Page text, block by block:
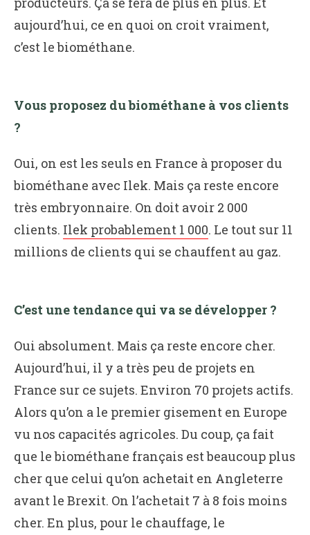
aujourd’hui, ce en quoi on croit vraiment,
c’est le biométhane.
Vous proposez du biométhane à vos clients
?
Oui, on est les seuls en France à proposer du
biométhane avec Ilek. Mais ça reste encore
très embryonnaire. On doit avoir 2 000
clients. Ilek probablement 1 000. Le tout sur 11
millions de clients qui se chauffent au gaz.
C’est une tendance qui va se développer ?
Oui absolument. Mais ça reste encore cher.
Aujourd’hui, il y a très peu de projets en
France sur ce sujets. Environ 70 projets actifs.
Alors qu’on a le premier gisement en Europe
vu nos capacités agricoles. Du coup, ça fait
que le biométhane français est beaucoup plus
cher que celui qu’on achetait en Angleterre
avant le Brexit. On l’achetait 7 à 8 fois moins
cher. En plus, pour le chauffage, le